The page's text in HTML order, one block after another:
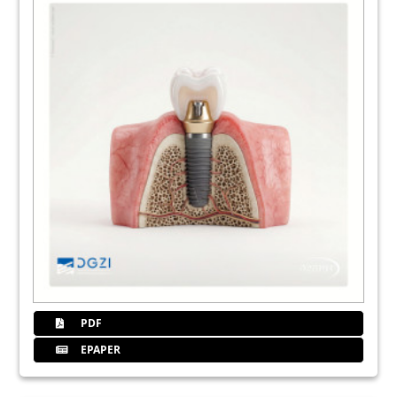
DGZI - Deutsche Gesellschaft für
Zahnärztliche Implantologie e.V.:
Mitgliedsantrag
DGZI - Deutsche Gesellschaft für
Zahnärztliche Implantologie e.V.:
Curriculum
Produkte
Redaktion
31Dentsply Sirona Deutschland GmbH
33W&H Deutschland GmbH
PDF
EPAPER